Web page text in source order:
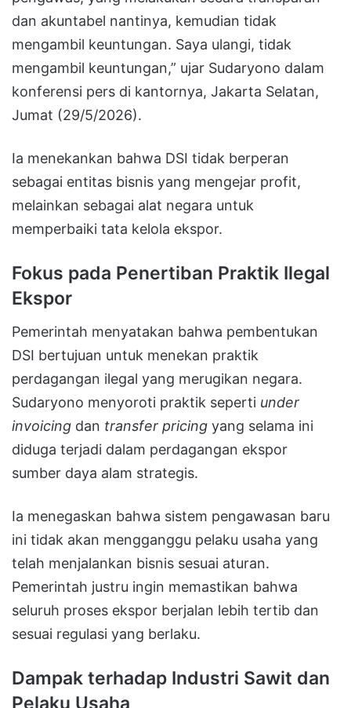
dan akuntabel nantinya, kemudian tidak
mengambil keuntungan. Saya ulangi, tidak
mengambil keuntungan,” ujar Sudaryono dalam
konferensi pers di kantornya, Jakarta Selatan,
Jumat (29/5/2026).
Ia menekankan bahwa DSI tidak berperan
sebagai entitas bisnis yang mengejar profit,
melainkan sebagai alat negara untuk
memperbaiki tata kelola ekspor.
Fokus pada Penertiban Praktik Ilegal
Ekspor
Pemerintah menyatakan bahwa pembentukan
DSI bertujuan untuk menekan praktik
perdagangan ilegal yang merugikan negara.
Sudaryono menyoroti praktik seperti under
invoicing dan transfer pricing yang selama ini
diduga terjadi dalam perdagangan ekspor
sumber daya alam strategis.
Ia menegaskan bahwa sistem pengawasan baru
ini tidak akan mengganggu pelaku usaha yang
telah menjalankan bisnis sesuai aturan.
Pemerintah justru ingin memastikan bahwa
seluruh proses ekspor berjalan lebih tertib dan
sesuai regulasi yang berlaku.
Dampak terhadap Industri Sawit dan
Pelaku Usaha